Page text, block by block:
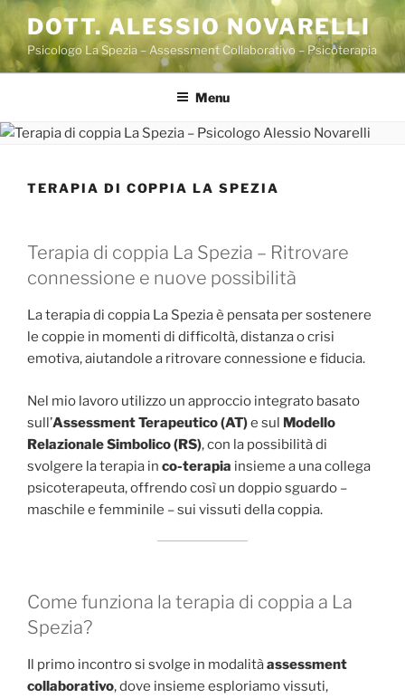
Salta
contenuto
DOTT. ALESSIO NOVARELLI
Psicologo La Spezia – Assessment Collaborativo – Psicoterapia
Menu
TERAPIA DI COPPIA LA SPEZIA
Terapia di coppia La Spezia – Ritrovare
connessione e nuove possibilità
La terapia di coppia La Spezia è pensata per sostenere
le coppie in momenti di difficoltà, distanza o crisi
emotiva, aiutandole a ritrovare connessione e fiducia.
Nel mio lavoro utilizzo un approccio integrato basato
sull’Assessment Terapeutico (AT)e sul Modello
Relazionale Simbolico (RS), con la possibilità di
svolgere la terapia in co-terapia insieme a una collega
psicoterapeuta, offrendo così un doppio sguardo –
maschile e femminile – sui vissuti della coppia.
Come funziona la terapia di coppia a La
Spezia?
Il primo incontro si svolge in modalitàassessment
collaborativo, dove insieme esploriamo vissuti,